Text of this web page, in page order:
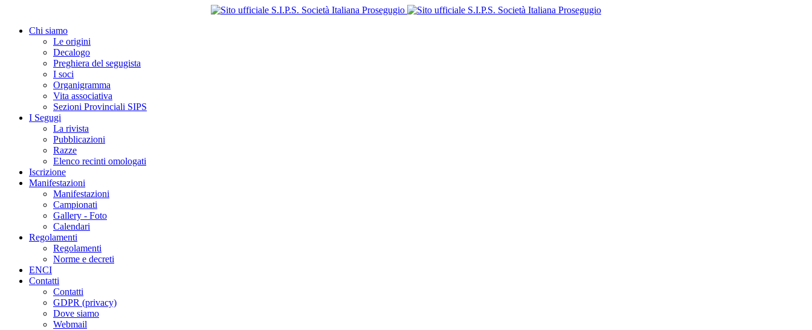
Chi siamo
Le origini
Decalogo
Preghiera del segugista
I soci
Organigramma
Vita associativa
Sezioni Provinciali SIPS
I Segugi
La rivista
Pubblicazioni
Razze
Elenco recinti omologati
Iscrizione
Manifestazioni
Manifestazioni
Campionati
Gallery - Foto
Calendari
Regolamenti
Regolamenti
Norme e decreti
ENCI
Contatti
Contatti
GDPR (privacy)
Dove siamo
Webmail